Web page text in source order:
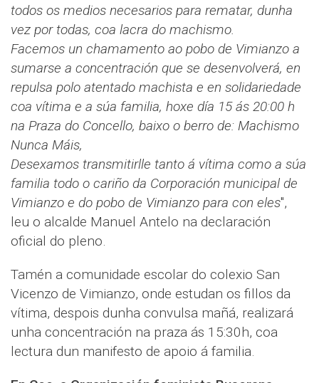
todos os medios necesarios para rematar, dunha
vez por todas, coa lacra do machismo.
Facemos un chamamento ao pobo de Vimianzo a
sumarse a concentración que se desenvolverá, en
repulsa polo atentado machista e en solidariedade
coa vítima e a súa familia, hoxe día 15 ás 20:00 h
na Praza do Concello, baixo o berro de: Machismo
Nunca Máis,
Desexamos transmitirlle tanto á vítima como a súa
familia todo o cariño da Corporación municipal de
Vimianzo e do pobo de Vimianzo para con eles",
leu o alcalde Manuel Antelo na declaración
oficial do pleno.
Tamén a comunidade escolar do colexio San
Vicenzo de Vimianzo, onde estudan os fillos da
vítima, despois dunha convulsa mañá, realizará
unha concentración na praza ás 15:30h, coa
lectura dun manifesto de apoio á familia.